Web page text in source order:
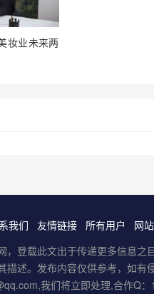
妆业未来两
我们 友情链接 所有用户
网
，登载此文出于传递更多信息之
描述。发布内容仅供参考，如有
我们将立即处理,合作Q：